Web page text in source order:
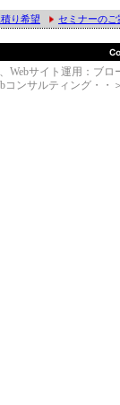
り希望 セミナーのご
Webサイト運用：ブ
ンサルティング・